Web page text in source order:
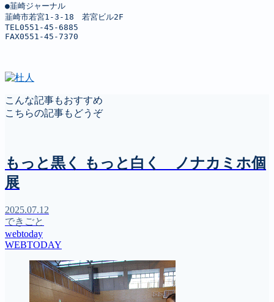
●韮崎ジャーナル
韮崎市若宮1-3-18　若宮ビル2F
TEL0551-45-6885
FAX0551-45-7370
こんな記事もおすすめ
こちらの記事もどうぞ
もっと黒く もっと白く ノナカミホ個
展
2025.07.12
できごと
webtoday
WEBTODAY